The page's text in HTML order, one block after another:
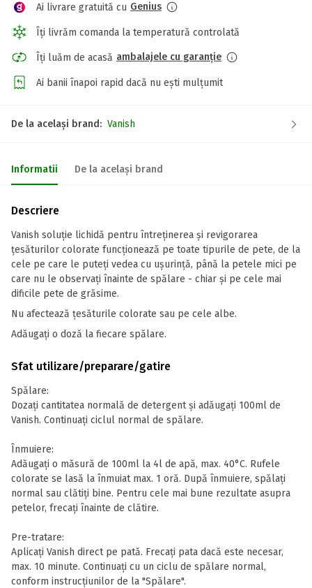
Ai livrare gratuită cu Genius
Îți livrăm comanda la temperatură controlată
Îți luăm de acasă ambalajele cu garanție
Ai banii înapoi rapid dacă nu ești mulțumit
De la același brand: Vanish
Informatii De la același brand
Descriere
Vanish soluție lichidă pentru întreținerea și revigorarea
țesăturilor colorate funcționează pe toate tipurile de pete, de la
cele pe care le puteți vedea cu ușurință, până la petele mici pe
care nu le observați înainte de spălare - chiar și pe cele mai
dificile pete de grăsime.
Nu afectează țesăturile colorate sau pe cele albe.
Adăugați o doză la fiecare spălare.
Sfat utilizare/preparare/gatire
Spălare:
Dozați cantitatea normală de detergent și adăugați 100ml de
Vanish. Continuați ciclul normal de spălare.
Înmuiere:
Adăugați o măsură de 100ml la 4l de apă, max. 40°C. Rufele
colorate se lasă la înmuiat max. 1 oră. După înmuiere, spălați
normal sau clătiți bine. Pentru cele mai bune rezultate asupra
petelor, frecați înainte de clătire.
Pre-tratare:
Aplicați Vanish direct pe pată. Frecați pata dacă este necesar,
max. 10 minute. Continuați cu un ciclu de spălare normal,
conform instrucțiunilor de la "Spălare".